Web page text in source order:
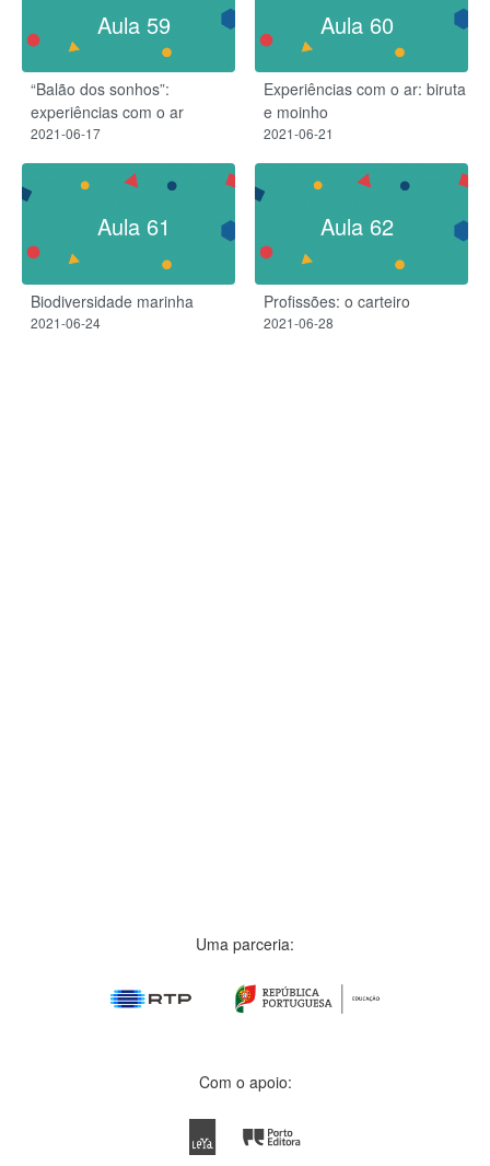
Aula 59
“Balão dos sonhos”:
experiências com o ar
2021-06-17
Aula 60
Experiências com o ar: biruta
e moinho
2021-06-21
Aula 61
Biodiversidade marinha
2021-06-24
Aula 62
Profissões: o carteiro
2021-06-28
Uma parceria:
Com o apoio: